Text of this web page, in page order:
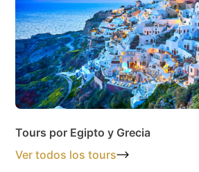
Tours por Egipto y Grecia
Ver todos los tours